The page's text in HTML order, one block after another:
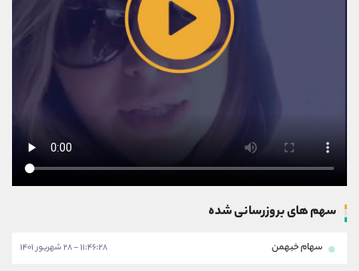
سهم های بروزرسانی شده
سهام خبهمن ۱۱:۴۶:۲۸ - ۲۸ شهریور ۱۴۰۱